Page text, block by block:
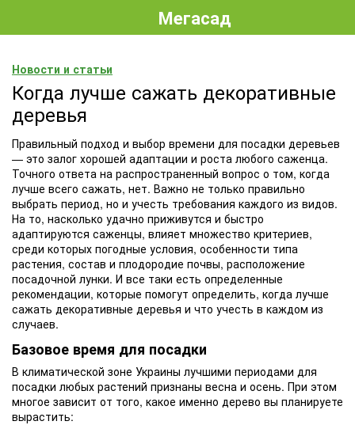
Мегасад
Новости и статьи
Когда лучше сажать декоративные
деревья
Правильный подход и выбор времени для посадки деревьев
— это залог хорошей адаптации и роста любого саженца.
Точного ответа на распространенный вопрос о том, когда
лучше всего сажать, нет. Важно не только правильно
выбрать период, но и учесть требования каждого из видов.
На то, насколько удачно приживутся и быстро
адаптируются саженцы, влияет множество критериев,
среди которых погодные условия, особенности типа
растения, состав и плодородие почвы, расположение
посадочной лунки. И все таки есть определенные
рекомендации, которые помогут определить, когда лучше
сажать декоративные деревья и что учесть в каждом из
случаев.
Базовое время для посадки
В климатической зоне Украины лучшими периодами для
посадки любых растений признаны весна и осень. При этом
многое зависит от того, какое именно дерево вы планируете
вырастить: